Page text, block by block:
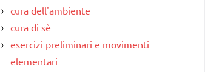
cura dell'ambiente
cura di sè
esercizi preliminari e movimenti
elementari